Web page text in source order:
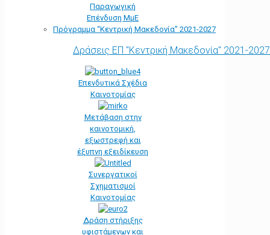
Παραγωγική
Επένδυση ΜμΕ
Πρόγραμμα “Κεντρική Μακεδονία” 2021-2027
Δράσεις ΕΠ "Κεντρική Μακεδονία" 2021-2027
Επενδυτικά Σχέδια
Καινοτομίας
Μετάβαση στην
καινοτομική,
εξωστρεφή και
έξυπνη εξειδίκευση
Συνεργατικοί
Σχηματισμοί
Καινοτομίας
Δράση στήριξης
υφιστάμενων και